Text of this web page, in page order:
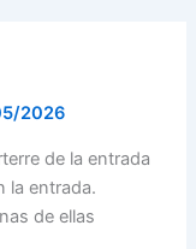
2026
de la entrada
la entrada.
de ellas